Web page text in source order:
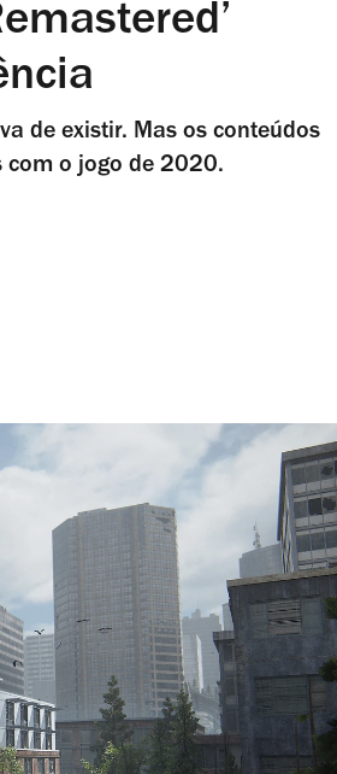
de existir. Mas os conteúdos
com o jogo de 2020.